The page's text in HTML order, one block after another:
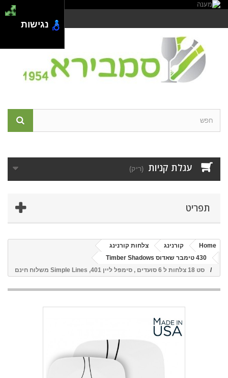
התחבר
עגלת קניות (ריק)
תפריט
Home קורנינג
צלחות קורנינג
430 טימבר שאדוס Timber Shadows
סט 18 צלחות ל 6 סועדים , סימפל ליין 401, Simple Lines משלוח חינם
נגישות